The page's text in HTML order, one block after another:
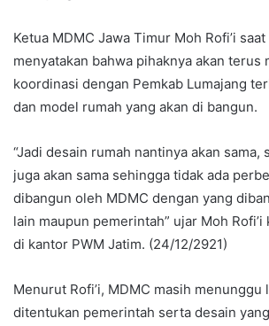
Ketua MDMC Jawa Timur Moh Rofi’i
menyatakan bahwa pihaknya akan terus
koordinasi dengan Pemkab Lumajang
dan model rumah yang akan di bangun.
“Jadi desain rumah nantinya akan sama,
juga akan sama sehingga tidak ada
dibangun oleh MDMC dengan yang
lain maupun pemerintah” ujar Moh
di kantor PWM Jatim. (24/12/2921)
Menurut Rofi’i, MDMC masih menunggu
ditentukan pemerintah serta desain